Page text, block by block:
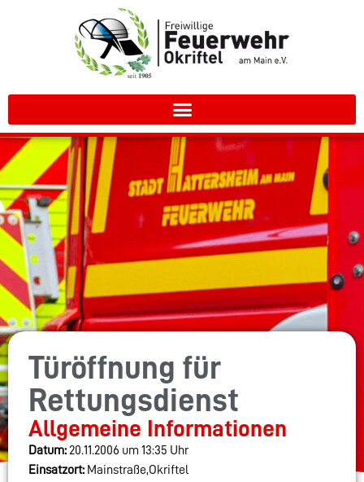
Türöffnung für
Rettungsdienst
Allgemeine Informationen
Datum: 20.11.2006 um 13:35 Uhr
Einsatzort: Mainstraße,Okriftel